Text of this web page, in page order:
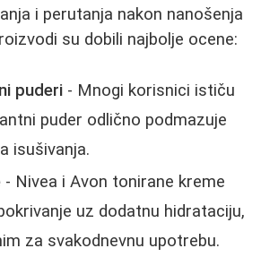
i perutanja nakon nanošenja
su dobili najbolje ocene:
puderi - Mnogi korisnici ističu
puder odlično podmazuje
isušivanja.
- Nivea i Avon tonirane kreme
uz dodatnu hidrataciju,
za svakodnevnu upotrebu.